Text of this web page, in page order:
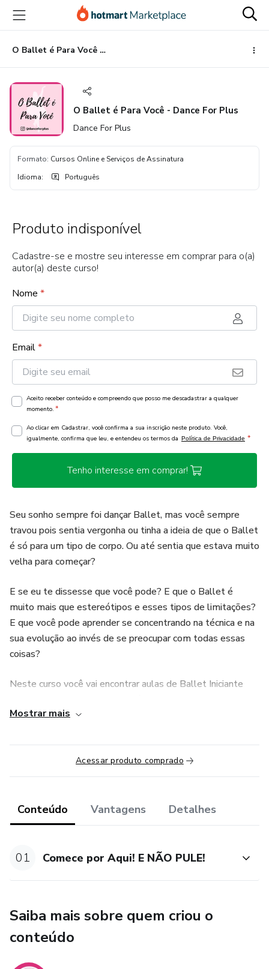
para
conteúdo
principal
para
pagamento
para
rodapé
O Ballet é Para Você - Dance For Plus
O Ballet é Para Você - Dance For Plus
Dance For Plus
Formato: Cursos Online e Serviços de Assinatura
Idioma: Português
Produto indisponível
Cadastre-se e mostre seu interesse em comprar para o(a)
autor(a) deste curso!
Nome *
Email*
Aceito receber conteúdo e compreendo que posso me descadastrar a qualquer
momento. *
Ao clicar em Cadastrar, você confirma a sua inscrição neste produto. Você,
igualmente, confirma que leu, e entendeu os termos da Política de Privacidade *
Tenho interesse em comprar!
Seu sonho sempre foi dançar Ballet, mas você sempre
travou pois sentia vergonha ou tinha a ideia de que o Ballet
é só para um tipo de corpo. Ou até sentia que estava muito
velha para começar?
E se eu te dissesse que você pode? E que o Ballet é
muito mais que estereótipos e esses tipos de limitações?
E que você pode aprender se concentrando na técnica e na
sua evolução ao invés de se preocupar com todas essas
coisas?
Neste curso você vai encontrar aulas de Ballet Iniciante
ainda por cima quer melhorar sua autoestima, cuidar de
vários outros aspectos da sua vida.
Faça as aulas da sua casa, sem precisar de um estúdio
principalmente com uma professora capacitada e que
entende as diferenças de corpos e que luta para que todos
objetividade e que permitem sua evolução no ballet sem
preconceito.
Mostrar mais
Acessar produto comprado
Conteúdo Vantagens Detalhes
01 Comece por Aqui! E NÃO PULE!
Saiba mais sobre quem criou o
conteúdo